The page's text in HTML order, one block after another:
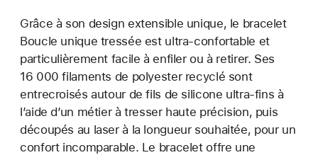
Grâce à son design extensible unique, le bracelet
Boucle unique tressée est ultra-confortable et
particulièrement facile à enfiler ou à retirer. Ses
16 000 filaments de polyester recyclé sont
entrecroisés autour de fils de silicone ultra-fins à
l’aide d’un métier à tresser haute précision, puis
découpés au laser à la longueur souhaitée, pour un
confort incomparable. Le bracelet offre une